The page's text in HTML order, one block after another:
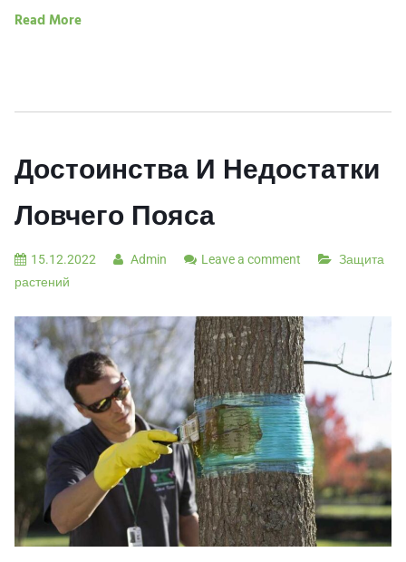
Read More
Достоинства И Недостатки
Ловчего Пояса
15.12.2022 Admin Leave a comment
Защита
растений